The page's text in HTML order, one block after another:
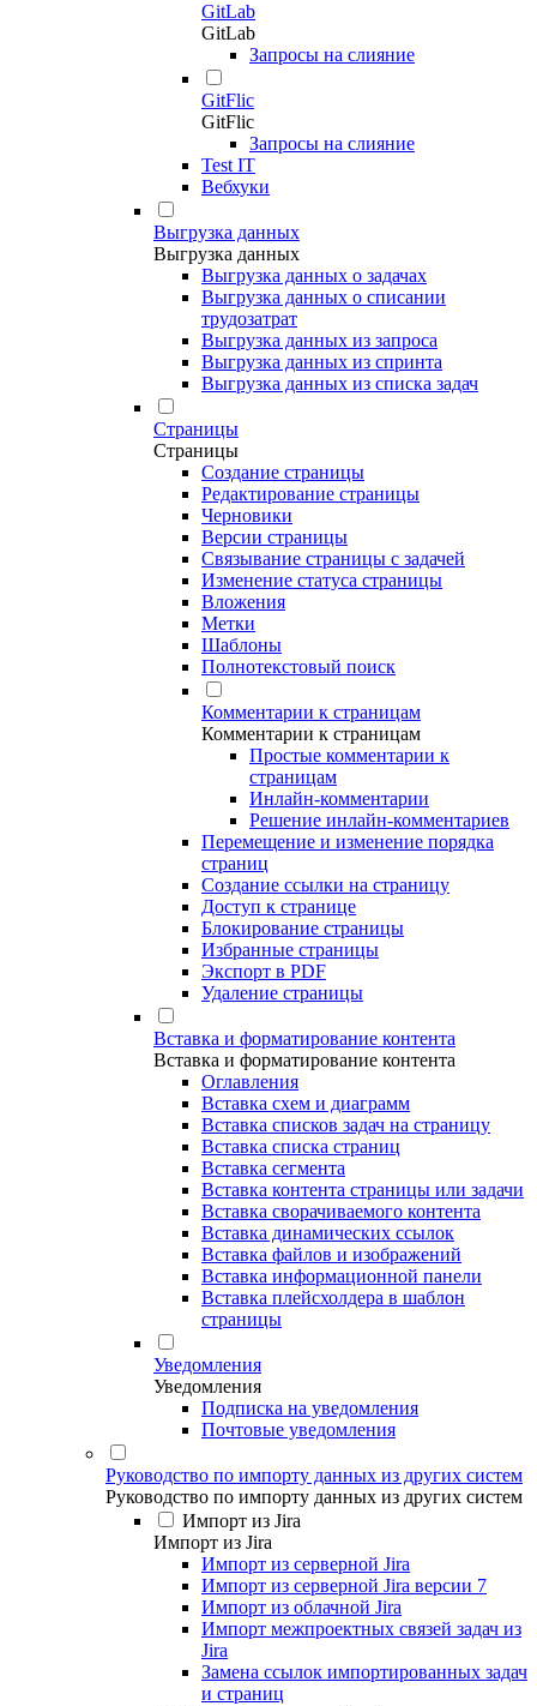
GitLab
GitLab
Запросы на слияние
GitFlic
GitFlic
Запросы на слияние
Test IT
Вебхуки
Выгрузка данных
Выгрузка данных
Выгрузка данных о задачах
Выгрузка данных о списании
трудозатрат
Выгрузка данных из запроса
Выгрузка данных из спринта
Выгрузка данных из списка задач
Страницы
Страницы
Создание страницы
Редактирование страницы
Черновики
Версии страницы
Связывание страницы с задачей
Изменение статуса страницы
Вложения
Метки
Шаблоны
Полнотекстовый поиск
Комментарии к страницам
Комментарии к страницам
Простые комментарии к
страницам
Инлайн-комментарии
Решение инлайн-комментариев
Перемещение и изменение порядка
страниц
Создание ссылки на страницу
Доступ к странице
Блокирование страницы
Избранные страницы
Экспорт в PDF
Удаление страницы
Вставка и форматирование контента
Вставка и форматирование контента
Оглавления
Вставка схем и диаграмм
Вставка списков задач на страницу
Вставка списка страниц
Вставка сегмента
Вставка контента страницы или задачи
Вставка сворачиваемого контента
Вставка динамических ссылок
Вставка файлов и изображений
Вставка информационной панели
Вставка плейсхолдера в шаблон
страницы
Уведомления
Уведомления
Подписка на уведомления
Почтовые уведомления
Руководство по импорту данных из других систем
Руководство по импорту данных из других систем
Импорт из Jira
Импорт из Jira
Импорт из серверной Jira
Импорт из серверной Jira версии 7
Импорт из облачной Jira
Импорт межпроектных связей задач из
Jira
Замена ссылок импортированных задач
и страниц